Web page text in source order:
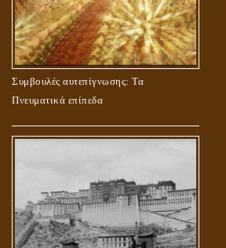
Συμβουλές αυτεπίγνωσης: Τα
Πνευματικά επίπεδα